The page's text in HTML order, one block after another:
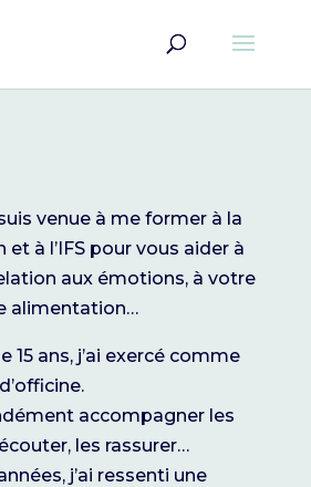
venue à me former à la
à l’IFS pour vous aider à
aux émotions, à votre
alimentation…
15 ans, j’ai exercé comme
accompagner les
les rassurer…
j’ai ressenti une